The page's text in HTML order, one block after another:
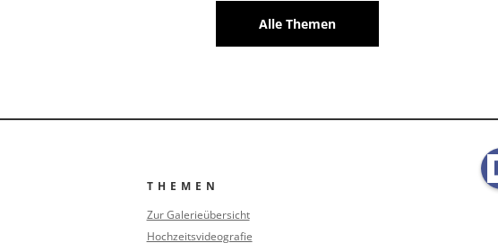
Alle Themen
THEMEN
Zur Galerieübersicht
Hochzeitsvideografie